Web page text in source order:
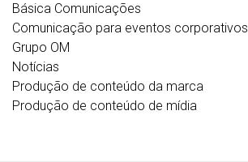
Básica Comunicações
Comunicação para eventos corporativos
Grupo OM
Notícias
Produção de conteúdo da marca
Produção de conteúdo de mídia